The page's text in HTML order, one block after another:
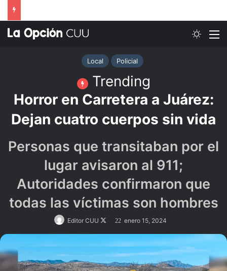
Local Policial
Trending
Horror en Carretera a Juárez:
Dejan cuatro cuerpos sin vida
Personas que transitaban por el
lugar avisaron al 911;
Autoridades confirmaron que
todas las víctimas son hombres
Editor CUU
Follow
on
enero 15, 2024